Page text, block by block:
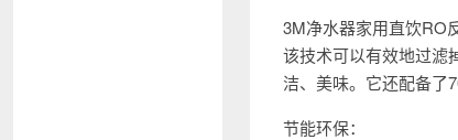
3M净水器家用直饮RO
该技术可以有效地过滤
洁、美味。它还配备了
节能环保：